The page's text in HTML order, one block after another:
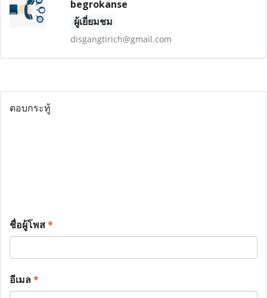
begrokanse
ผู้เยี่ยมชม
disgangtirich@gmail.com
ตอบกระทู้
ชื่อผู้โพส*
อีเมล*